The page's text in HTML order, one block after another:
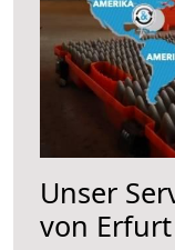
Unser
von